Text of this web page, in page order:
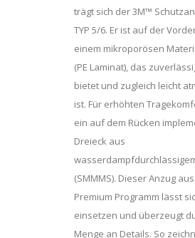
trägt sich der 3M™
TYP 5/6. Er ist auf der
einem mikroporösen
(PE Laminat), das
bietet und zugleich leicht
ist. Für erhöhten
ein auf dem Rücken
Dreieck aus
(SMMMS). Dieser Anzug
Premium Programm lässt
einsetzen und überzeugt
Menge an Details. So